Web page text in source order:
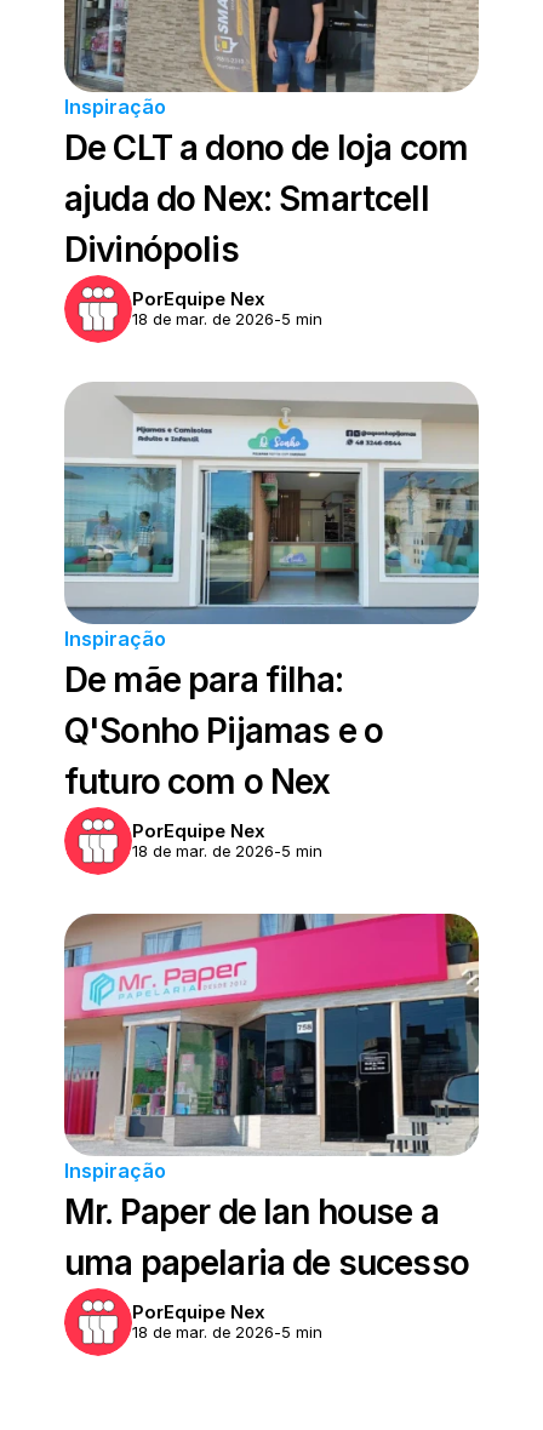
Inspiração
De CLT a dono de loja com
ajuda do Nex: Smartcell
Divinópolis
PorEquipe Nex
18 de mar. de 2026-5 min
Inspiração
De mãe para filha:
Q'Sonho Pijamas e o
futuro com o Nex
PorEquipe Nex
18 de mar. de 2026-5 min
Inspiração
Mr. Paper de lan house a
uma papelaria de sucesso
PorEquipe Nex
18 de mar. de 2026-5 min